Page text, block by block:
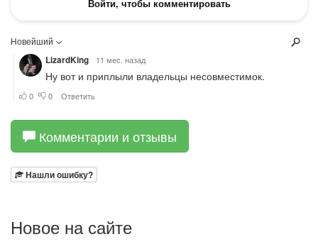
Комментарии и отзывы
Нашли ошибку?
Новое на сайте